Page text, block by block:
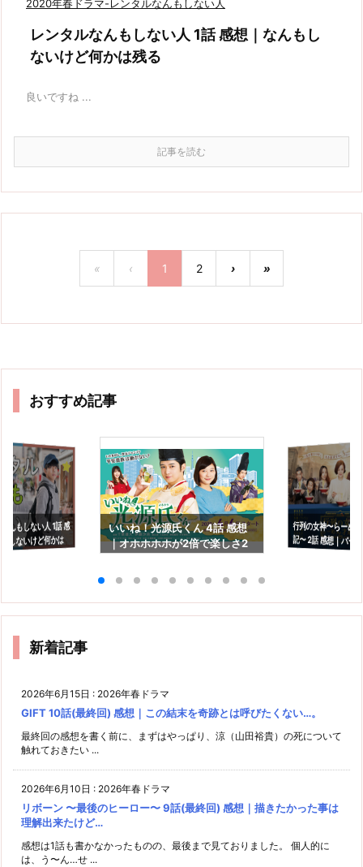
2020年春ドラマ-レンタルなんもしない人
レンタルなんもしない人 1話 感想｜なんもし
ないけど何かは残る
良いですね ...
記事を読む
« ‹ 1 2 › »
おすすめ記事
んもしない人 1話 感
しないけど何かは
いいね！光源氏くん 4話 感想
｜オホホホホが2倍で楽しさ2
行列の女神〜らーめ
記〜 2話 感想｜バーニ
ダ風つけ麺、誕生！
新着記事
2026年6月15日 : 2026年春ドラマ
GIFT 10話(最終回) 感想｜この結末を奇跡とは呼びたくない…。
最終回の感想を書く前に、まずはやっぱり、涼（山田裕貴）の死について
触れておきたい ...
2026年6月10日 : 2026年春ドラマ
リボーン 〜最後のヒーロー〜 9話(最終回) 感想｜描きたかった事は
理解出来たけど…
感想は1話も書かなかったものの、最後まで見ておりました。 個人的に
は、う〜ん…せ ...